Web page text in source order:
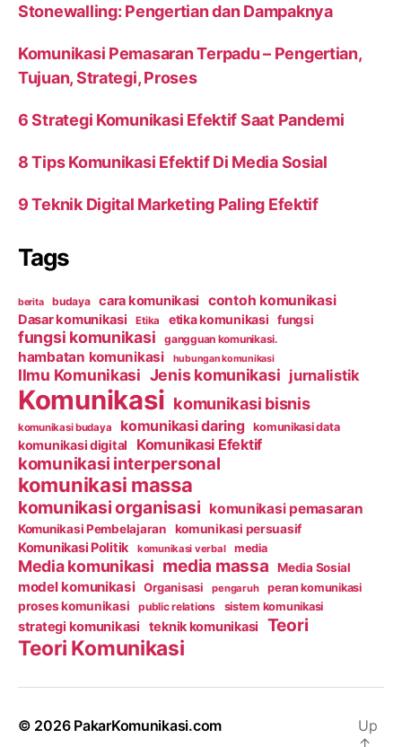
Stonewalling: Pengertian dan Dampaknya
Komunikasi Pemasaran Terpadu – Pengertian,
Tujuan, Strategi, Proses
6 Strategi Komunikasi Efektif Saat Pandemi
8 Tips Komunikasi Efektif Di Media Sosial
9 Teknik Digital Marketing Paling Efektif
Tags
berita budaya cara komunikasi contoh komunikasi
Dasar komunikasi Etika etika komunikasi fungsi
fungsi komunikasi gangguan komunikasi.
hambatan komunikasi hubungan komunikasi
Ilmu Komunikasi Jenis komunikasi jurnalistik
Komunikasi komunikasi bisnis
komunikasi budaya komunikasi daring komunikasi data
komunikasi digital Komunikasi Efektif
komunikasi interpersonal
komunikasi massa
komunikasi organisasi komunikasi pemasaran
Komunikasi Pembelajaran komunikasi persuasif
Komunikasi Politik komunikasi verbal media
Media komunikasi media massa Media Sosial
model komunikasi Organisasi pengaruh peran komunikasi
proses komunikasi public relations sistem komunikasi
strategi komunikasi teknik komunikasi Teori
Teori Komunikasi
© 2026 PakarKomunikasi.com
Up
↑